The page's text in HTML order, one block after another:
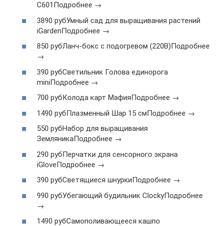
C601Подробнее →
3890 рубУмный сад для выращивания растений
iGardenПодробнее →
850 рубЛанч-бокс с подогревом (220В)Подробнее
→
390 рубСветильник Голова единорога
miniПодробнее →
700 рубКолода карт МафияПодробнее →
1490 рубПлазменный Шар 15 смПодробнее →
550 рубНабор для выращивания
ЗемляникаПодробнее →
290 рубПерчатки для сенсорного экрана
iGloveПодробнее →
390 рубСветящиеся шнуркиПодробнее →
990 рубУбегающий будильник ClockyПодробнее
→
1490 рубСамополивающееся кашпо